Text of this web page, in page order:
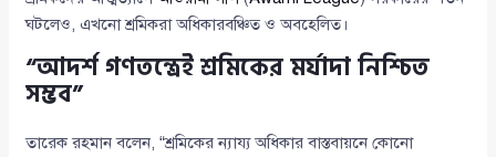
ঘটলেও, এখনো শ্রমিকরা অধিকারবঞ্চিত ও অবহেলিত।
“আদর্শ গণতন্ত্রেই শ্রমিকের মর্যাদা নিশ্চিত
সম্ভব”
তারেক রহমান বলেন, “শ্রমিকের ন্যায্য অধিকার বাস্তবায়নে কোনো